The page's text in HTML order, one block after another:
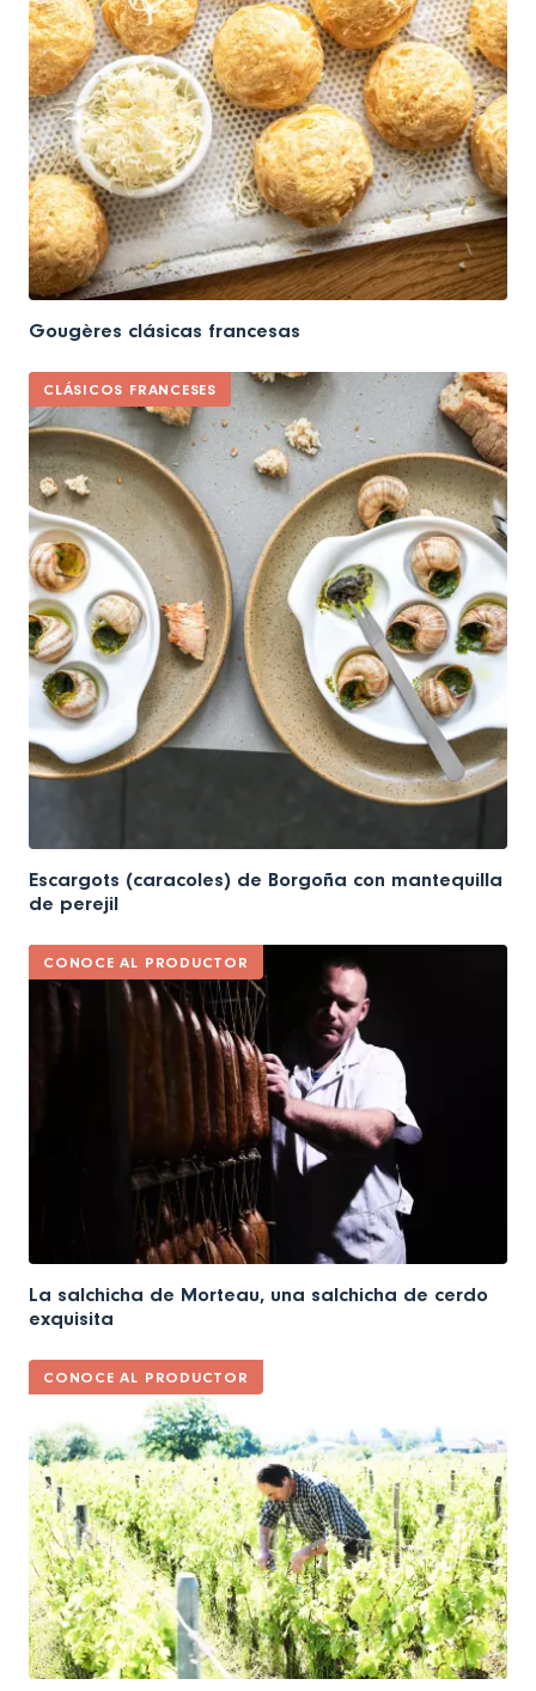
Gougères clásicas francesas
CLÁSICOS FRANCESES
Escargots (caracoles) de Borgoña con mantequilla
de perejil
CONOCE AL PRODUCTOR
La salchicha de Morteau, una salchicha de cerdo
exquisita
CONOCE AL PRODUCTOR